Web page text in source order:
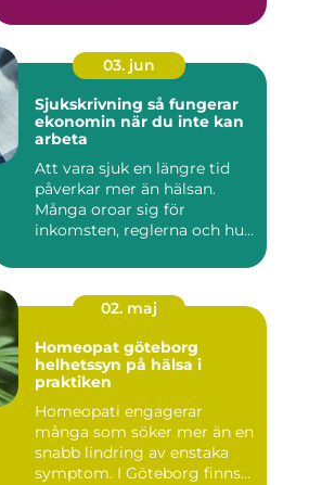
03. jun
Sjukskrivning så fungerar
ekonomin när du inte kan
arbeta
Att vara sjuk en längre tid
påverkar mer än hälsan.
Många oroar sig för
inkomsten, reglerna och hur
02. maj
Homeopat göteborg
helhetssyn på hälsa i
praktiken
Homeopati engagerar
många som söker mer än en
snabb lindring av enstaka
symptom. I Göteborg finns